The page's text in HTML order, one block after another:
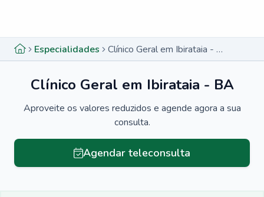
Especialidades Clínico Geral em Ibirataia - BA
Clínico Geral em Ibirataia - BA
Aproveite os valores reduzidos e agende agora a sua
consulta.
Agendar teleconsulta